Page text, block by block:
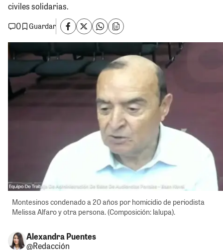
civiles solidarias.
0
Guardar
Montesinos condenado a 20 años por homicidio de periodista
Melissa Alfaro y otra persona. (Composición: lalupa).
Alexandra Puentes
@Redacción